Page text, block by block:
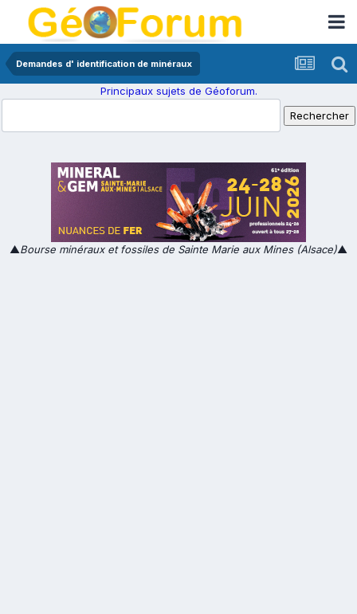
Demandes d' identification de minéraux
Principaux sujets de Géoforum.
▲Bourse minéraux et fossiles de Sainte Marie aux Mines (Alsace)▲